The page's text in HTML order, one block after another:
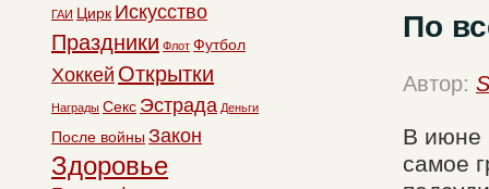
По
Автор:
В июне
самое
ГАИ Цирк Искусство
Праздники Флот Футбол
Хоккей Открытки
Награды Секс Эстрада Деньги
После войны Закон
Здоровье